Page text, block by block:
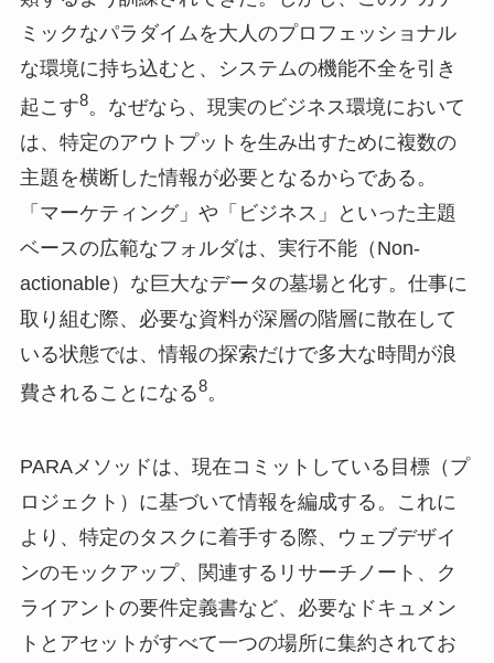
ミックなパラダイムを大人のプロフェッショナル
な環境に持ち込むと、システムの機能不全を引き
起こす8。なぜなら、現実のビジネス環境において
は、特定のアウトプットを生み出すために複数の
主題を横断した情報が必要となるからである。
「マーケティング」や「ビジネス」といった主題
ベースの広範なフォルダは、実行不能（Non-
actionable）な巨大なデータの墓場と化す。仕事に
取り組む際、必要な資料が深層の階層に散在して
いる状態では、情報の探索だけで多大な時間が浪
費されることになる8。
PARAメソッドは、現在コミットしている目標（プ
ロジェクト）に基づいて情報を編成する。これに
より、特定のタスクに着手する際、ウェブデザイ
ンのモックアップ、関連するリサーチノート、ク
ライアントの要件定義書など、必要なドキュメン
トとアセットがすべて一つの場所に集約されてお